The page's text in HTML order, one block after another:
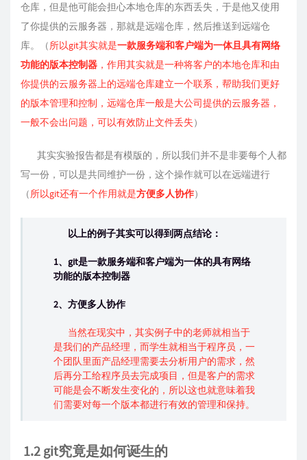
仓库，但是他可能会担心本地仓库的东西丢失，于是他又使用
了你提供的云服务器，那就是远端仓库，然后推送到远端仓
库。（所以git其实就是一款服务端和客户端为一体且具有网络
功能的版本控制器 ，作用其实就是一种将客户的本地仓库和由
你提供的云服务器上的远端仓库建立一个联系，帮助我们更好
的版本管理和控制，远端仓库一般是大公司提供的云服务器，
一般不会出问题，可以有效防止文件丢失）
其实实验报告都是有模版的，所以我们并不是非要每个人都
写一份，可以是共同维护一份，这个操作就可以在远端进行
（所以git还有一个作用就是方便多人协作）
以上的例子其实可以得到两点结论：
1、git是一款服务端和客户端为一体的具有网络
功能的版本控制器
2、方便多人协作
当然在现实中，其实例子中的老师就相当于
是我们的产品经理，而学生就相当于程序员，一
个团队里面产品经理需要去分析用户的需求，然
后再分工给程序员去完成项目，但是客户的需求
可能是会不断发生变化的，所以这也就意味着我
们需要对每一个版本都进行有效的管理和保持。
1.2 git究竟是如何诞生的